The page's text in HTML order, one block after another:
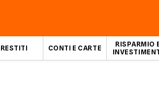
CONTI E CARTE
RISPARMIO